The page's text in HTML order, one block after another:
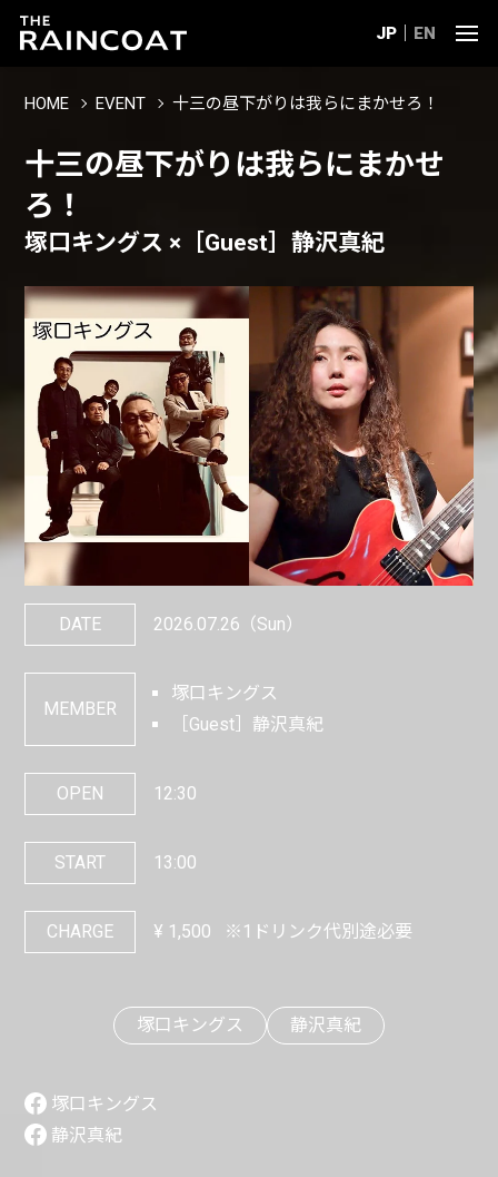
JP EN
HOME EVENT 十三の昼下がりは我らにまかせろ！
十三の昼下がりは我らにまかせ
ろ！
塚口キングス ×［Guest］静沢真紀
DATE 2026.07.26 （Sun）
MEMBER
塚口キングス
［Guest］静沢真紀
OPEN 12:30
START 13:00
CHARGE ¥ 1,500 ※1ドリンク代別途必要
塚口キングス 静沢真紀
塚口キングス
静沢真紀